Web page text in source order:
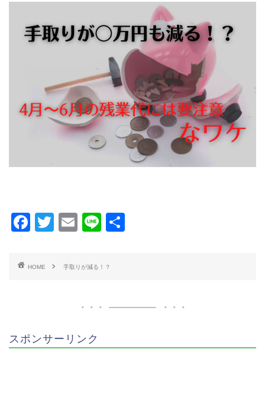
F
c
o
k
T
tt
E
ai
Li
e
HOME 手取りが減る！？
スポンサーリンク